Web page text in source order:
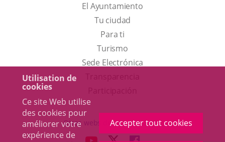
Utilisation de
cookies
Ce site Web utilise
des cookies pour
améliorer votre
expérience de
Accepter tout cookies
El Ayuntamiento
Tu ciudad
Para ti
TurismoEste
enlace
una
ventana
Sede Electrónica
externa.
Otras webs del ayuntamiento